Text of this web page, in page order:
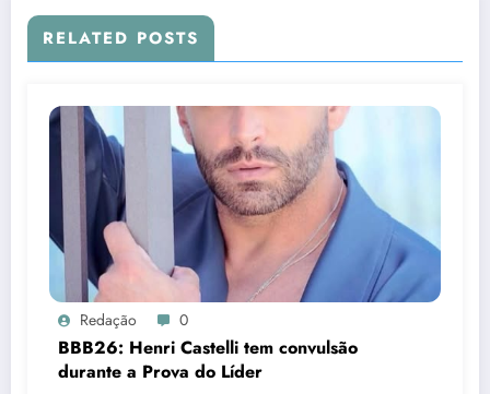
RELATED POSTS
Redação 0
BBB26: Henri Castelli tem convulsão
durante a Prova do Líder